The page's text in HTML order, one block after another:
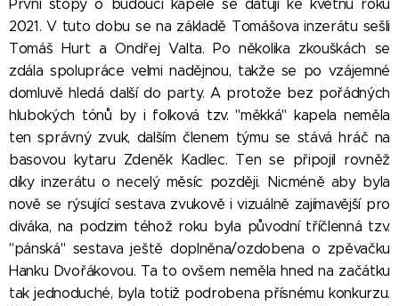
První stopy o budoucí kapele se datují ke květnu roku
2021. V tuto dobu se na základě Tomášova inzerátu sešli
Tomáš Hurt a Ondřej Valta. Po několika zkouškách se
zdála spolupráce velmi nadějnou, takže se po vzájemné
domluvě hledá další do party. A protože bez pořádných
hlubokých tónů by i folková tzv. "měkká" kapela neměla
ten správný zvuk, dalším členem týmu se stává hráč na
basovou kytaru Zdeněk Kadlec. Ten se připojil rovněž
díky inzerátu o necelý měsíc později. Nicméně aby byla
nově se rýsující sestava zvukově i vizuálně zajímavější pro
diváka, na podzim téhož roku byla původní tříčlenná tzv.
"pánská" sestava ještě doplněna/ozdobena o zpěvačku
Hanku Dvořákovou. Ta to ovšem neměla hned na začátku
tak jednoduché, byla totiž podrobena přísnému konkurzu.